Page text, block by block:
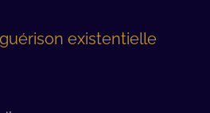
existentielle